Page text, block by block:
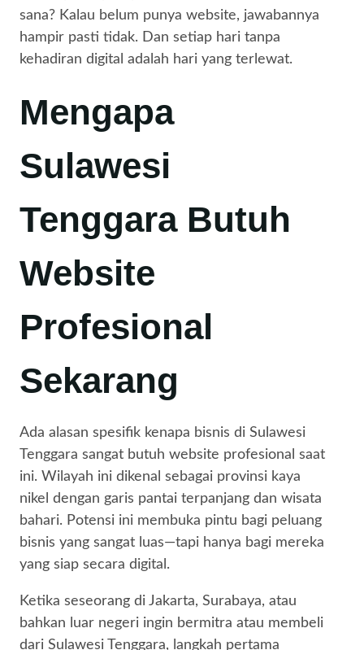
sana? Kalau belum punya website, jawabannya
hampir pasti tidak. Dan setiap hari tanpa
kehadiran digital adalah hari yang terlewat.
Mengapa
Sulawesi
Tenggara Butuh
Website
Profesional
Sekarang
Ada alasan spesifik kenapa bisnis di Sulawesi
Tenggara sangat butuh website profesional saat
ini. Wilayah ini dikenal sebagai provinsi kaya
nikel dengan garis pantai terpanjang dan wisata
bahari. Potensi ini membuka pintu bagi peluang
bisnis yang sangat luas—tapi hanya bagi mereka
yang siap secara digital.
Ketika seseorang di Jakarta, Surabaya, atau
bahkan luar negeri ingin bermitra atau membeli
dari Sulawesi Tenggara, langkah pertama